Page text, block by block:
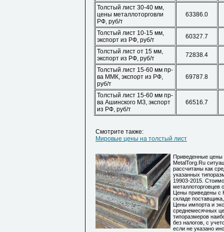
Толстый лист 30-40 мм,
цены металлоторговли
РФ, руб/т
63386.0
Толстый лист 10-15 мм,
экспорт из РФ, руб/т
60327.7
Толстый лист от 15 мм,
экспорт из РФ, руб/т
72838.4
Толстый лист 15-60 мм пр-
ва ММК, экспорт из РФ,
руб/т
69787.8
Толстый лист 15-60 мм пр-
ва Ашинского МЗ, экспорт
из РФ, руб/т
66516.7
Смотрите также:
Мировые цены на толстый лист
Приведенные цены
MetalTorg.Ru
рассчитаны как
указанных
19903-2015.
металлоторговцев
Цены приведены с
складе
Цены импорта и
среднемесячных
типоразмеров
без налогов, с
если не указано